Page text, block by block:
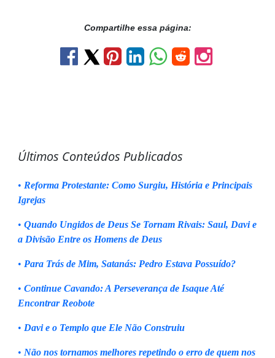
Compartilhe essa página:
Últimos Conteúdos Publicados
• Reforma Protestante: Como Surgiu, História e Principais
Igrejas
• Quando Ungidos de Deus Se Tornam Rivais: Saul, Davi e
a Divisão Entre os Homens de Deus
• Para Trás de Mim, Satanás: Pedro Estava Possuído?
• Continue Cavando: A Perseverança de Isaque Até
Encontrar Reobote
• Davi e o Templo que Ele Não Construiu
• Não nos tornamos melhores repetindo o erro de quem nos